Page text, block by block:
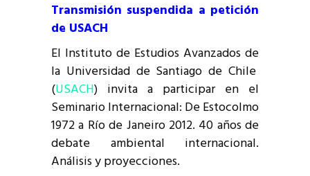
Transmisión suspendida a petición
de USACH
El Instituto de Estudios Avanzados de
la Universidad de Santiago de Chile
(USACH) invita a participar en el
Seminario Internacional: De Estocolmo
1972 a Río de Janeiro 2012. 40 años de
debate ambiental internacional.
Análisis y proyecciones.